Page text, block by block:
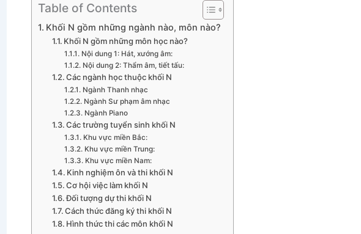
Table of Contents
Khối N gồm những ngành nào, môn nào?
Khối N gồm những môn học nào?
Nội dung 1: Hát, xướng âm:
Nội dung 2: Thẩm âm, tiết tấu:
Các ngành học thuộc khối N
Ngành Thanh nhạc
Ngành Sư phạm âm nhạc
Ngành Piano
Các trường tuyển sinh khối N
Khu vực miền Bắc:
Khu vực miền Trung:
Khu vực miền Nam:
Kinh nghiệm ôn và thi khối N
Cơ hội việc làm khối N
Đối tượng dự thi khối N
Cách thức đăng ký thi khối N
Hình thức thi các môn khối N